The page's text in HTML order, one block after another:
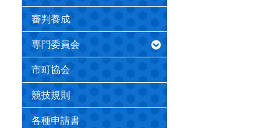
審判養成
専門委員会
市町協会
競技規則
各種申請書